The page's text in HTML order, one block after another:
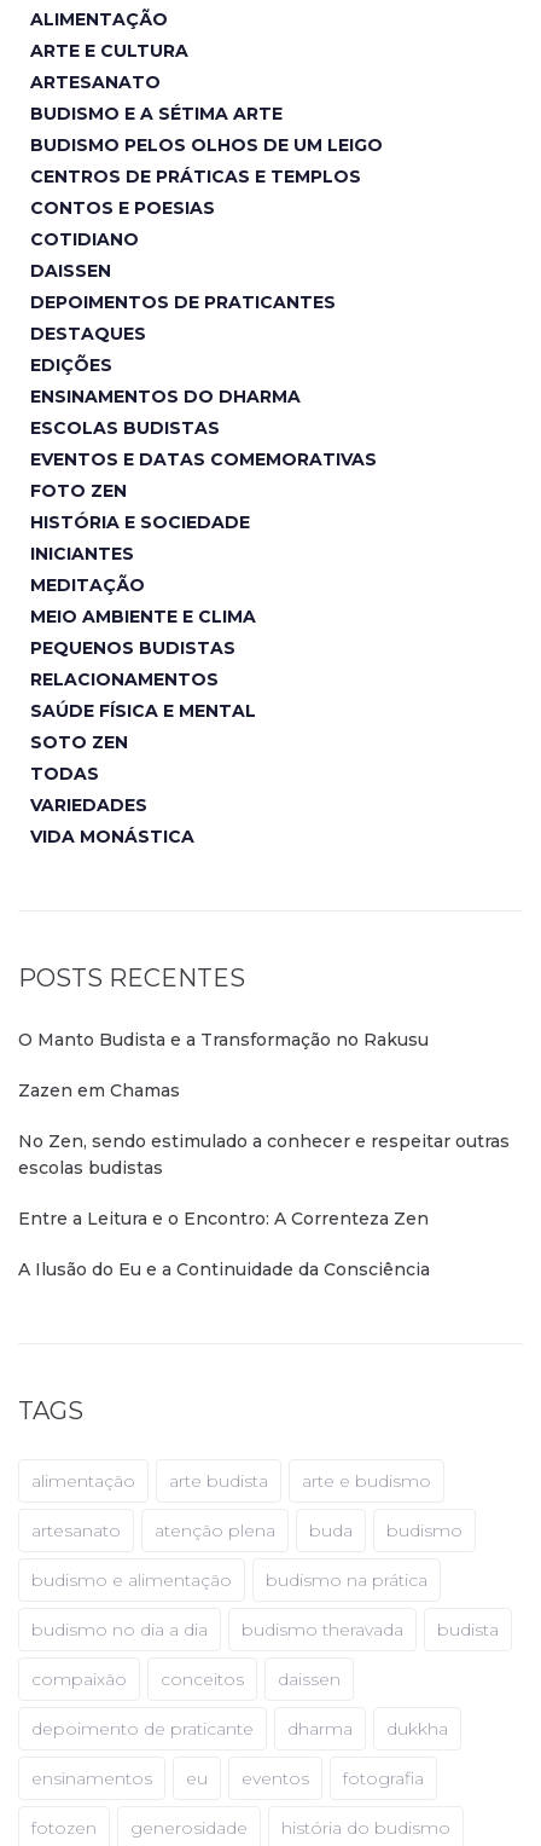
ALIMENTAÇÃO
ARTE E CULTURA
ARTESANATO
BUDISMO E A SÉTIMA ARTE
BUDISMO PELOS OLHOS DE UM LEIGO
CENTROS DE PRÁTICAS E TEMPLOS
CONTOS E POESIAS
COTIDIANO
DAISSEN
DEPOIMENTOS DE PRATICANTES
DESTAQUES
EDIÇÕES
ENSINAMENTOS DO DHARMA
ESCOLAS BUDISTAS
EVENTOS E DATAS COMEMORATIVAS
FOTO ZEN
HISTÓRIA E SOCIEDADE
INICIANTES
MEDITAÇÃO
MEIO AMBIENTE E CLIMA
PEQUENOS BUDISTAS
RELACIONAMENTOS
SAÚDE FÍSICA E MENTAL
SOTO ZEN
TODAS
VARIEDADES
VIDA MONÁSTICA
POSTS RECENTES
O Manto Budista e a Transformação no Rakusu
Zazen em Chamas
No Zen, sendo estimulado a conhecer e respeitar outras
escolas budistas
Entre a Leitura e o Encontro: A Correnteza Zen
A Ilusão do Eu e a Continuidade da Consciência
TAGS
alimentação arte budista arte e budismo
artesanato atenção plena buda budismo
budismo e alimentação budismo na prática
budismo no dia a dia budismo theravada budista
compaixão conceitos daissen
depoimento de praticante dharma dukkha
ensinamentos eu eventos fotografia
fotozen generosidade história do budismo